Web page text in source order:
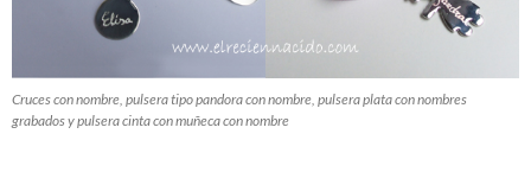
Cruces con nombre, pulsera tipo pandora con nombre, pulsera plata con nombres
grabados y pulsera cinta con muñeca con nombre